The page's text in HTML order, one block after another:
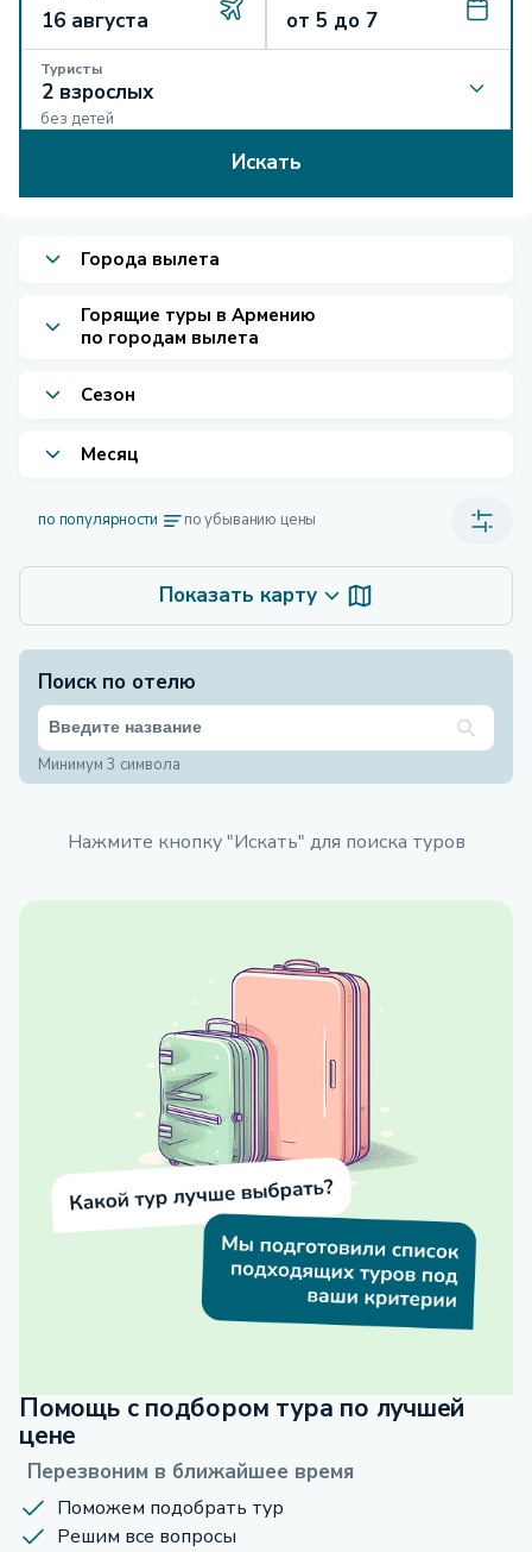
Туристы
без детей
Искать
Города вылета
Горящие туры в Армению
по городам вылета
Сезон
Месяц
по популярности по убыванию цены
Показать карту
Поиск по отелю
Минимум 3 символа
Нажмите кнопку "Искать" для поиска туров
Помощь с подбором тура по лучшей
цене
Перезвоним в ближайшее время
Поможем подобрать тур
Решим все вопросы